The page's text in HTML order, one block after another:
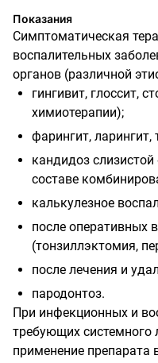
Показания
Симптоматическая
воспалительных
органов (различной
гингивит, глоссит,
химиотерапии);
фарингит, ларингит,
кандидоз
составе
калькулезное
после оперативных
(тонзиллэктомия,
после лечения и
пародонтоз.
При инфекционных и
требующих системного
применение препарата